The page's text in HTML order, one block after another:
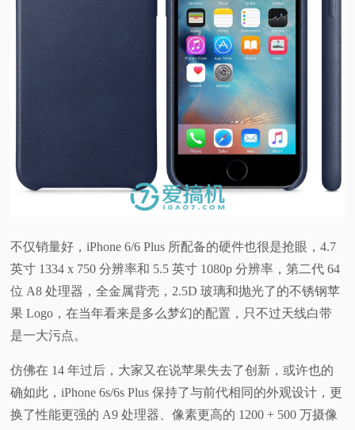
不仅销量好，iPhone 6/6 Plus 所配备的硬件也很是抢眼，4.7
英寸 1334 x 750 分辨率和 5.5 英寸 1080p 分辨率，第二代 64
位 A8 处理器，全金属背壳，2.5D 玻璃和抛光了的不锈钢苹
果 Logo，在当年看来是多么梦幻的配置，只不过天线白带
是一大污点。
仿佛在 14 年过后，大家又在说苹果失去了创新，或许也的
确如此，iPhone 6s/6s Plus 保持了与前代相同的外观设计，更
换了性能更强的 A9 处理器、像素更高的 1200 + 500 万摄像